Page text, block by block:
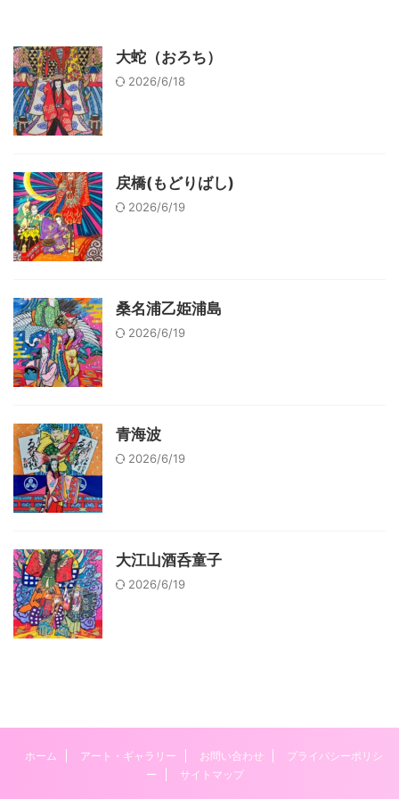
大蛇（おろち）
2026/6/18
戻橋(もどりばし)
2026/6/19
桑名浦乙姫浦島
2026/6/19
青海波
2026/6/19
大江山酒呑童子
2026/6/19
ホーム アート・ギャラリー お問い合わせ
プライバシーポリシ
ー
サイトマップ